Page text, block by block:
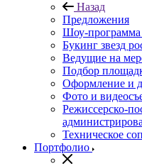
Назад
Предложения
Шоу-программа
Букинг звезд
Ведущие на
Подбор
Оформление и
Фото и
Режиссерско-
Техническое
Портфолио